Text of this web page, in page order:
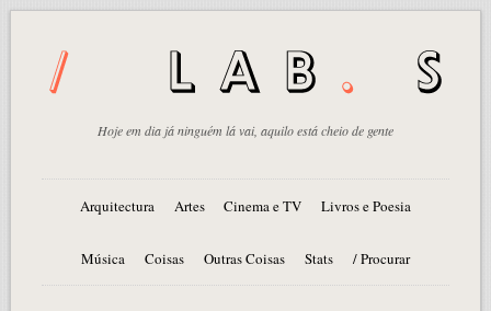
Hoje em dia já ninguém lá vai, aquilo está cheio de gente
Arquitectura Artes Cinema e TV Livros e Poesia
Música Coisas Outras Coisas Stats / Procurar